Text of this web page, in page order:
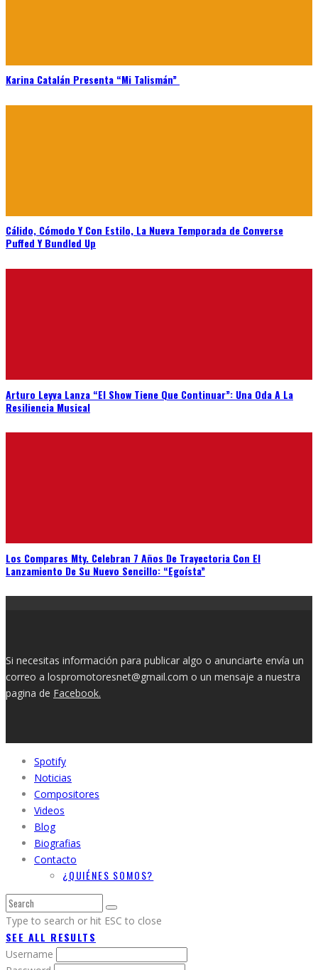
Karina Catalán Presenta “Mi Talismán”
Cálido, Cómodo Y Con Estilo, La Nueva Temporada de Converse
Puffed Y Bundled Up
Arturo Leyva Lanza “El Show Tiene Que Continuar”: Una Oda A La
Resiliencia Musical
Los Compares Mty. Celebran 7 Años De Trayectoria Con El
Lanzamiento De Su Nuevo Sencillo: “Egoísta”
Si necesitas información para publicar algo o anunciarte envía un
correo a lospromotoresnet@gmail.com o un mensaje a nuestra
pagina de Facebook.
Spotify
Noticias
Compositores
Videos
Blog
Biografias
Contacto
¿QUIÉNES SOMOS?
Type to search or hit ESC to close
SEE ALL RESULTS
Username